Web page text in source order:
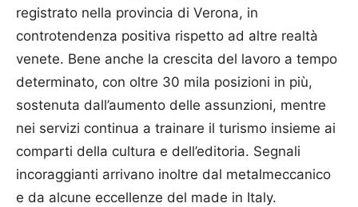
registrato nella provincia di Verona, in
controtendenza positiva rispetto ad altre realtà
venete. Bene anche la crescita del lavoro a tempo
determinato, con oltre 30 mila posizioni in più,
sostenuta dall’aumento delle assunzioni, mentre
nei servizi continua a trainare il turismo insieme ai
comparti della cultura e dell’editoria. Segnali
incoraggianti arrivano inoltre dal metalmeccanico
e da alcune eccellenze del made in Italy.